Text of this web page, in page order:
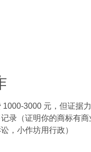
3000 元，但证据力
录（证明你的商标有商
，小作坊用行政）